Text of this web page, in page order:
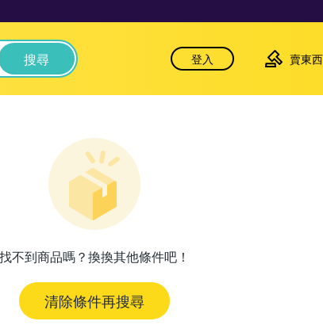
搜尋 登入 賣東西
找不到商品嗎？換換其他條件吧！
清除條件再搜尋